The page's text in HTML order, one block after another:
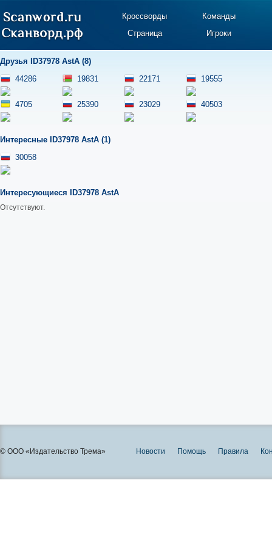
Кроссворды
Команды
Страница
Игроки
Друзья ID37978 AstA (8)
44286
19831 22171 19555
4705 25390 23029 40503
Интересные ID37978 AstA (1)
30058
Интересующиеся ID37978 AstA
Отсутствуют.
© ООО «Издательство Трема» Новости Помощь Правила